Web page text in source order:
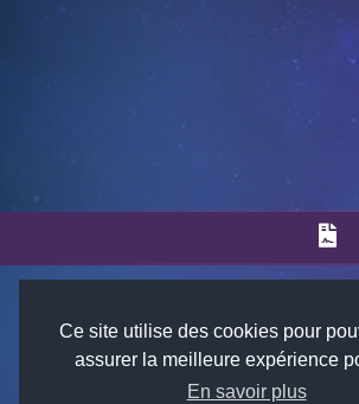
Ce site utilise des cookies pour
assurer la meilleure expérience
En savoir plus